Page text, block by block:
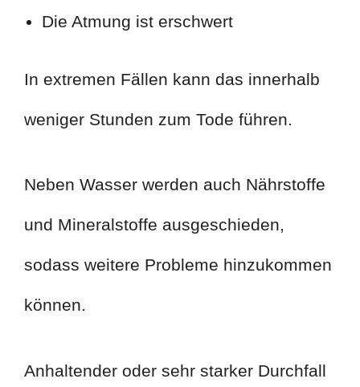
Die Atmung ist erschwert
In extremen Fällen kann das innerhalb
weniger Stunden zum Tode führen.
Neben Wasser werden auch Nährstoffe
und Mineralstoffe ausgeschieden,
sodass weitere Probleme hinzukommen
können.
Anhaltender oder sehr starker Durchfall